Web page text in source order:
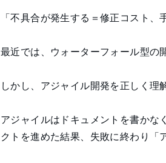
「不具合が発生する＝修正コスト、
最近では、ウォーターフォール型の
しかし、アジャイル開発を正しく理
アジャイルはドキュメントを書かな
クトを進めた結果、失敗に終わり「